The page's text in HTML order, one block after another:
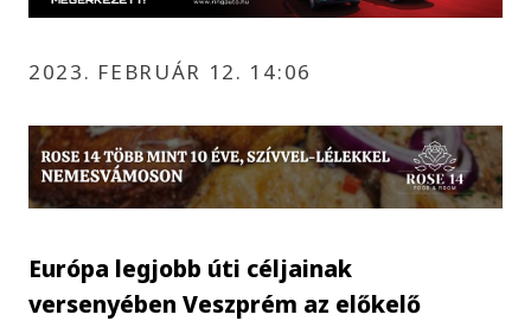
2023. FEBRUÁR 12. 14:06
Európa legjobb úti céljainak
versenyében Veszprém az előkelő